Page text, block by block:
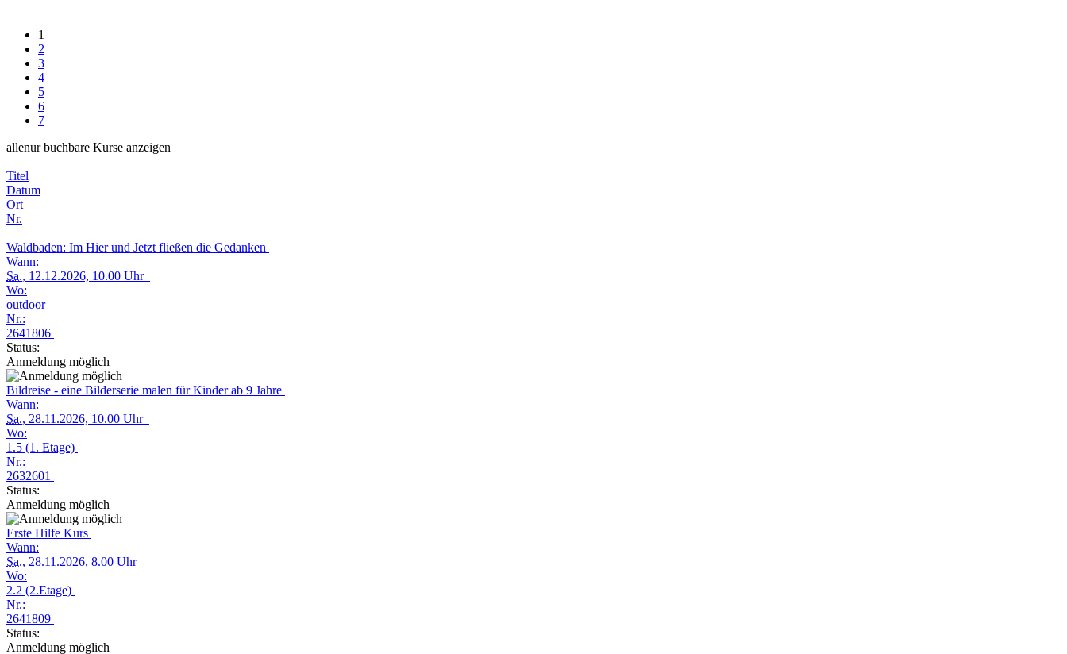
1
2
3
4
5
6
7
allenur buchbare Kurse anzeigen
Titel
Datum
Ort
Nr.
Waldbaden: Im Hier und Jetzt fließen die Gedanken
Wann:
Sa., 12.12.2026, 10.00 Uhr
Wo:
outdoor
Nr.:
2641806
Status:
Anmeldung möglich
Bildreise - eine Bilderserie malen für Kinder ab 9 Jahre
Wann:
Sa., 28.11.2026, 10.00 Uhr
Wo:
1.5 (1. Etage)
Nr.:
2632601
Status:
Anmeldung möglich
Erste Hilfe Kurs
Wann:
Sa., 28.11.2026, 8.00 Uhr
Wo:
2.2 (2.Etage)
Nr.:
2641809
Status:
Anmeldung möglich